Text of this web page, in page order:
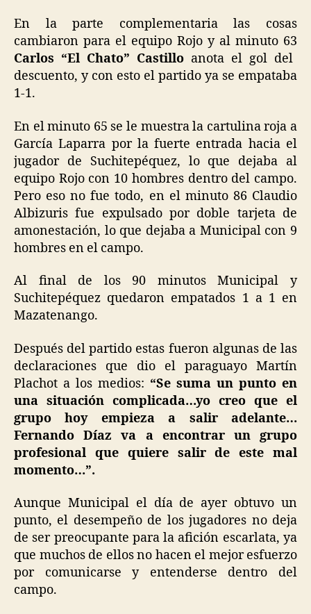
En la parte complementaria las cosas
cambiaron para el equipo Rojo y al minuto 63
Carlos “El Chato” Castillo anota el gol del
descuento, y con esto el partido ya se empataba
1-1.
En el minuto 65 se le muestra la cartulina roja a
García Laparra por la fuerte entrada hacia el
jugador de Suchitepéquez, lo que dejaba al
equipo Rojo con 10 hombres dentro del campo.
Pero eso no fue todo, en el minuto 86 Claudio
Albizuris fue expulsado por doble tarjeta de
amonestación, lo que dejaba a Municipal con 9
hombres en el campo.
Al final de los 90 minutos Municipal y
Suchitepéquez quedaron empatados 1 a 1 en
Mazatenango.
Después del partido estas fueron algunas de las
declaraciones que dio el paraguayo Martín
Plachot a los medios: “Se suma un punto en
una situación complicada…yo creo que el
grupo hoy empieza a salir adelante…
Fernando Díaz va a encontrar un grupo
profesional que quiere salir de este mal
momento…”.
Aunque Municipal el día de ayer obtuvo un
punto, el desempeño de los jugadores no deja
de ser preocupante para la afición escarlata, ya
que muchos de ellos no hacen el mejor esfuerzo
por comunicarse y entenderse dentro del
campo.